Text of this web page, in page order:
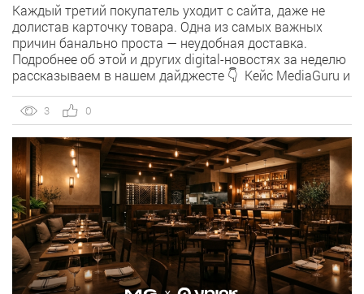
Каждый третий покупатель уходит с сайта, даже не
долистав карточку товара. Одна из самых важных
причин банально проста — неудобная доставка.
Подробнее об этой и других digital-новостях за неделю
рассказываем в нашем дайджесте 👇 Кейс MediaGuru и
Агентство продвигает ресторан OSH by Урюк в
геоперформансе […]
3 0